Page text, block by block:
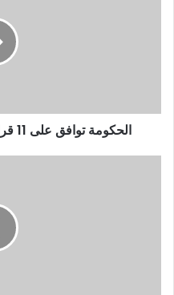
الحكومة توافق على 11 قرارا خلال اجتماعها الأسبوعي